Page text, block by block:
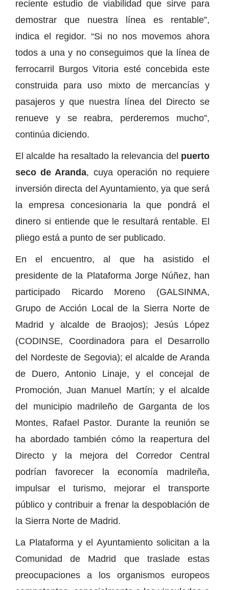
reciente estudio de viabilidad que sirve para
demostrar que nuestra línea es rentable”,
indica el regidor. “Si no nos movemos ahora
todos a una y no conseguimos que la línea de
ferrocarril Burgos Vitoria esté concebida este
construida para uso mixto de mercancías y
pasajeros y que nuestra línea del Directo se
renueve y se reabra, perderemos mucho”,
continúa diciendo.
El alcalde ha resaltado la relevancia del puerto
seco de Aranda, cuya operación no requiere
inversión directa del Ayuntamiento, ya que será
la empresa concesionaria la que pondrá el
dinero si entiende que le resultará rentable. El
pliego está a punto de ser publicado.
En el encuentro, al que ha asistido el
presidente de la Plataforma Jorge Núñez, han
participado Ricardo Moreno (GALSINMA,
Grupo de Acción Local de la Sierra Norte de
Madrid y alcalde de Braojos); Jesús López
(CODINSE, Coordinadora para el Desarrollo
del Nordeste de Segovia); el alcalde de Aranda
de Duero, Antonio Linaje, y el concejal de
Promoción, Juan Manuel Martín; y el alcalde
del municipio madrileño de Garganta de los
Montes, Rafael Pastor. Durante la reunión se
ha abordado también cómo la reapertura del
Directo y la mejora del Corredor Central
podrían favorecer la economía madrileña,
impulsar el turismo, mejorar el transporte
público y contribuir a frenar la despoblación de
la Sierra Norte de Madrid.
La Plataforma y el Ayuntamiento solicitan a la
Comunidad de Madrid que traslade estas
preocupaciones a los organismos europeos